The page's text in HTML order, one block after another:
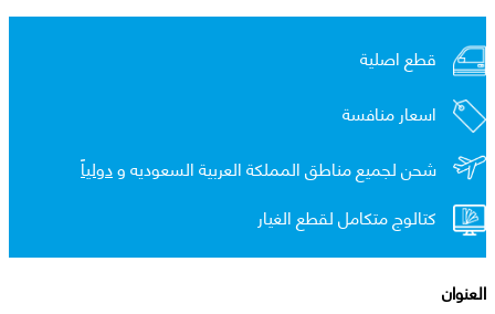
قطع اصلية
اسعار منافسة
شحن لجميع مناطق المملكة العربية السعوديه ودولياً
كتالوج متكامل لقطع الغيار
العنوان